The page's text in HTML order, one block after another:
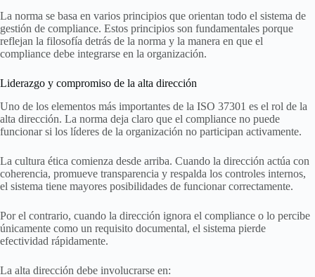
La norma se basa en varios principios que orientan todo el sistema de
gestión de compliance. Estos principios son fundamentales porque
reflejan la filosofía detrás de la norma y la manera en que el
compliance debe integrarse en la organización.
Liderazgo y compromiso de la alta dirección
Uno de los elementos más importantes de la ISO 37301 es el rol de la
alta dirección. La norma deja claro que el compliance no puede
funcionar si los líderes de la organización no participan activamente.
La cultura ética comienza desde arriba. Cuando la dirección actúa con
coherencia, promueve transparencia y respalda los controles internos,
el sistema tiene mayores posibilidades de funcionar correctamente.
Por el contrario, cuando la dirección ignora el compliance o lo percibe
únicamente como un requisito documental, el sistema pierde
efectividad rápidamente.
La alta dirección debe involucrarse en: